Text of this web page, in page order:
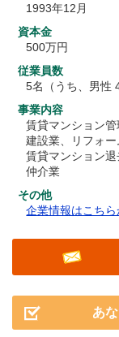
1993年12月
資本金
500万円
従業員数
5名（うち、男性
事業内容
賃貸マンション管
建設業、リフォ
賃貸マンション
仲介業
その他
企業情報はこちら
あ